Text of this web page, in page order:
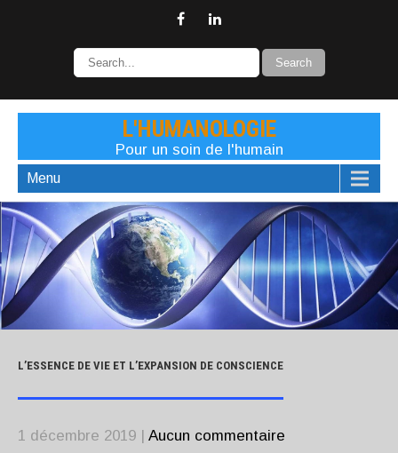
L'HUMANOLOGIE
Pour un soin de l'humain
Menu
L’ESSENCE DE VIE ET L’EXPANSION DE CONSCIENCE
1 décembre 2019 Aucun commentaire